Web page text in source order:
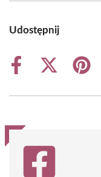
Udostępnij
Share
Share
(Twitter)
Share